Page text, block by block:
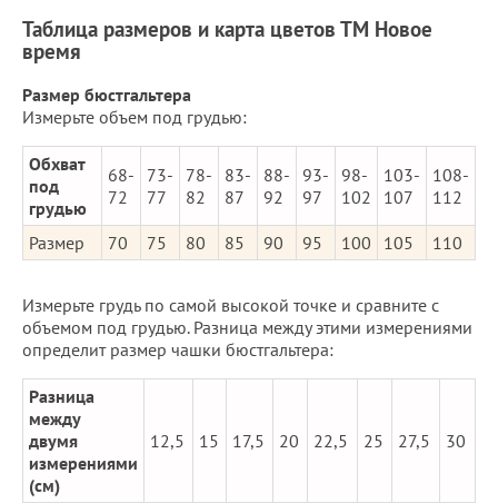
Таблица размеров и карта цветов ТМ Новое
время
Размер бюстгальтера
Измерьте объем под грудью:
Обхват
под
грудью
68-
72
73-
77
78-
82
83-
87
88-
92
93-
97
98-
102
103-
107
108-
112
Размер 70 75 80 85 90 95 100 105 110
Измерьте грудь по самой высокой точке и сравните с
объемом под грудью. Разница между этими измерениями
определит размер чашки бюстгальтера:
Разница
между
двумя
измерениями
(см)
12,5 15 17,5 20 22,5 25 27,5 30